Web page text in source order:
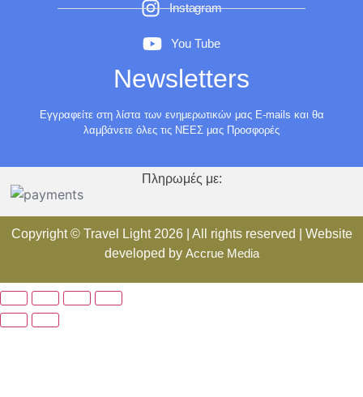
Instagram
You Tube
Newsletters
Εγγραφείτε στη λίστα των ενημερωτικών μας E-mails και θα
λαμβάνετε όλες τις ΝΕΕΣ μας Προσφορές
Πληρωμές με:
Copyright © Travel Light2026 | All rights reserved | Website
developed by Accrue Media